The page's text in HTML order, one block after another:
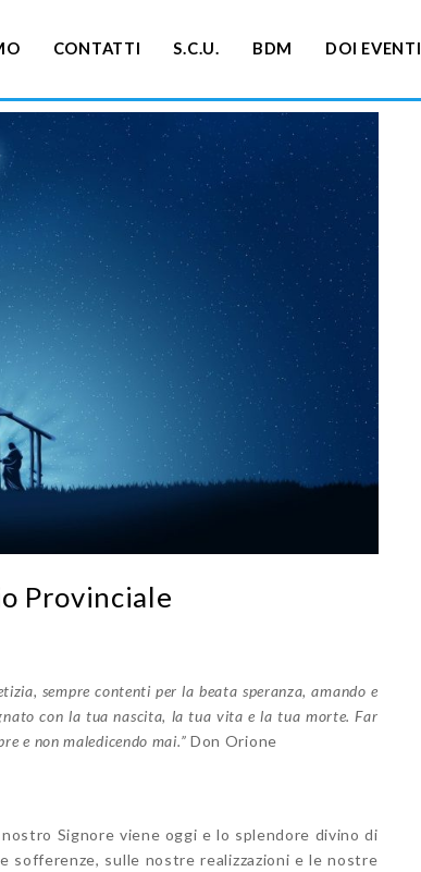
CONTATTI S.C.U. BDM DOI EVENTI
Provinciale
sempre contenti per la beata speranza, amando e
con la tua nascita, la tua vita e la tua morte. Far
e non maledicendo mai.” Don Orione
Signore viene oggi e lo splendore divino di
sulle nostre realizzazioni e le nostre